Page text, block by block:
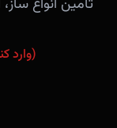
تأمین انواع
(وارد